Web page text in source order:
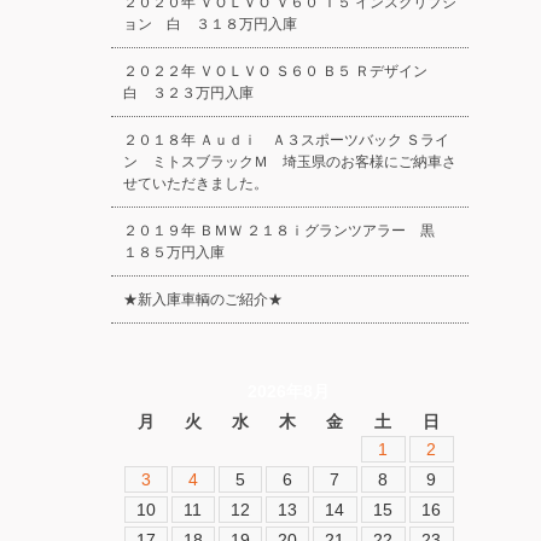
ョン 白 ３１８万円入庫
２０２２年 ＶＯＬＶＯ Ｓ６０ Ｂ５ Ｒデザイン
白 ３２３万円入庫
２０１８年 Ａｕｄｉ Ａ３スポーツバック Ｓライ
ン ミトスブラックＭ 埼玉県のお客様にご納車さ
せていただきました。
２０１９年 ＢＭＷ ２１８ｉグランツアラー 黒
１８５万円入庫
★新入庫車輌のご紹介★
月
火 水 木 金 土
日
1
2
3
4 5 6 7 8
9
10
11 12 13 14 15
16